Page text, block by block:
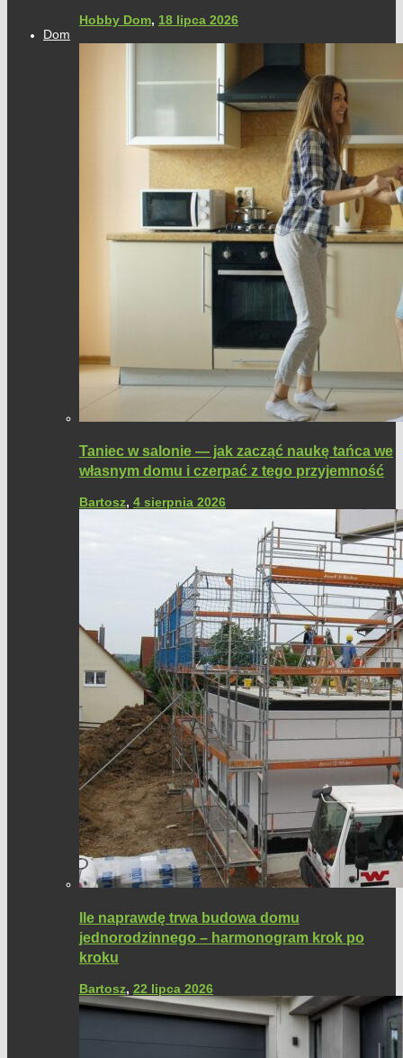
Hobby Dom, 18 lipca 2026
Dom
Taniec w salonie — jak zacząć naukę tańca we
własnym domu i czerpać z tego przyjemność
Bartosz, 4 sierpnia 2026
Ile naprawdę trwa budowa domu
jednorodzinnego – harmonogram krok po
kroku
Bartosz, 22 lipca 2026